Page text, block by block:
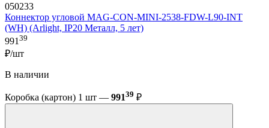
050233
Коннектор угловой MAG-CON-MINI-2538-FDW-L90-INT
(WH) (Arlight, IP20 Металл, 5 лет)
991 39
₽/шт
В наличии
Коробка (картон) 1 шт — 99139 ₽